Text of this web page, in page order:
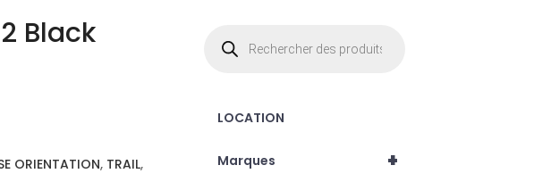
Black
ORIENTATION, TRAIL,
produits
LOCATION
+
Marques